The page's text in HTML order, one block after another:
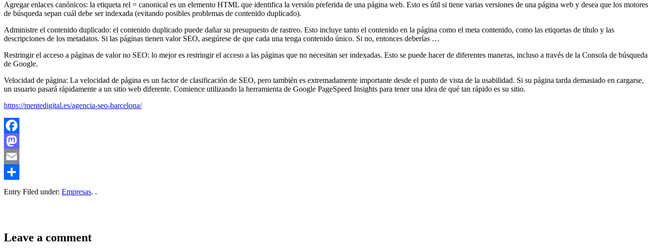
Agregar enlaces canónicos: la etiqueta rel = canonical es un elemento HTML que identifica la versión preferida de una página web. Esto es útil si tiene varias versiones de una página web y desea que los motores
de búsqueda sepan cuál debe ser indexada (evitando posibles problemas de contenido duplicado).
Administre el contenido duplicado: el contenido duplicado puede dañar su presupuesto de rastreo. Esto incluye tanto el contenido en la página como el meta contenido, como las etiquetas de título y las
descripciones de los metadatos. Si las páginas tienen valor SEO, asegúrese de que cada una tenga contenido único. Si no, entonces deberías …
Restringir el acceso a páginas de valor no SEO: lo mejor es restringir el acceso a las páginas que no necesitan ser indexadas. Esto se puede hacer de diferentes maneras, incluso a través de la Consola de búsqueda
de Google.
Velocidad de página: La velocidad de página es un factor de clasificación de SEO, pero también es extremadamente importante desde el punto de vista de la usabilidad. Si su página tarda demasiado en cargarse,
un usuario pasará rápidamente a un sitio web diferente. Comience utilizando la herramienta de Google PageSpeed ​​Insights para tener una idea de qué tan rápido es su sitio.
https://mentedigital.es/agencia-seo-barcelona/
Facebook
Mastodon
Email
Compartir
Entry Filed under: Empresas. .
Leave a comment